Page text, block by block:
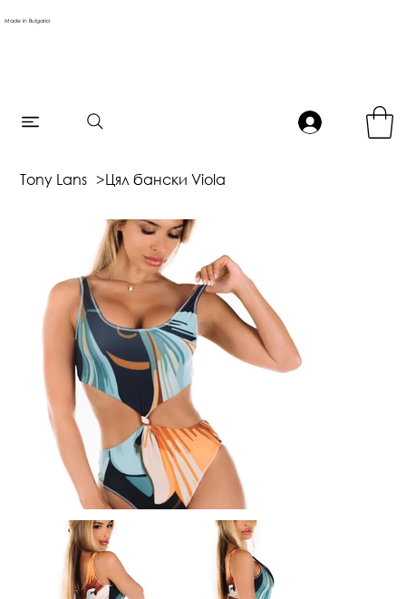
Made in Bulgaria
Tony Lans >Цял бански Viola